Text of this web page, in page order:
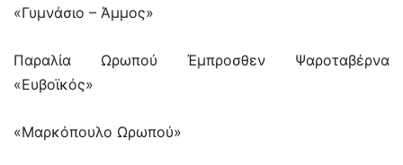
«Γυμνάσιο – Άμμος»
Παραλία Ωρωπού Έμπροσθεν Ψαροταβέρνα
«Ευβοϊκός»
«Μαρκόπουλο Ωρωπού»